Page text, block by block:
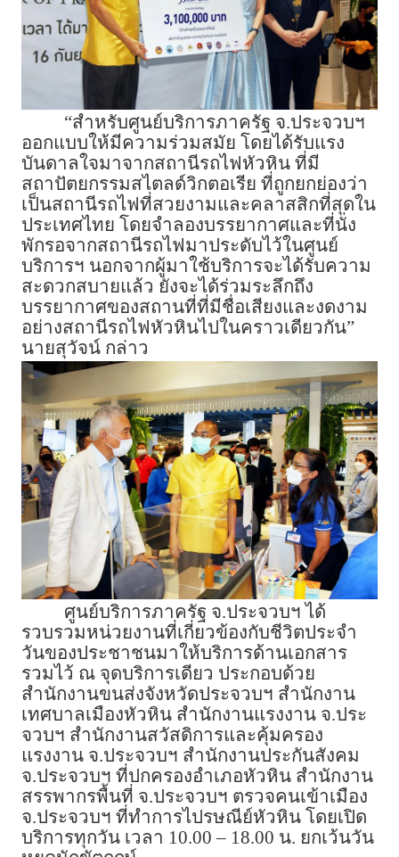
“สำหรับศูนย์บริการภาครัฐ จ.ประจวบฯ
ออกแบบให้มีความร่วมสมัย โดยได้รับแรง
บันดาลใจมาจากสถานีรถไฟหัวหิน ที่มี
สถาปัตยกรรมสไตลด์วิกตอเรีย ที่ถูกยกย่องว่า
เป็นสถานีรถไฟที่สวยงามและคลาสสิกที่สุดใน
ประเทศไทย โดยจำลองบรรยากาศและที่นั่ง
พักรอจากสถานีรถไฟมาประดับไว้ในศูนย์
บริการฯ นอกจากผู้มาใช้บริการจะได้รับความ
สะดวกสบายแล้ว ยังจะได้ร่วมระลึกถึง
บรรยากาศของสถานที่ที่มีชื่อเสียงและงดงาม
อย่างสถานีรถไฟหัวหินไปในคราวเดียวกัน”
นายสุวัจน์ กล่าว
ศูนย์บริการภาครัฐ จ.ประจวบฯ ได้
รวบรวมหน่วยงานที่เกี่ยวข้องกับชีวิตประจำ
วันของประชาชนมาให้บริการด้านเอกสาร
รวมไว้ ณ จุดบริการเดียว ประกอบด้วย
สำนักงานขนส่งจังหวัดประจวบฯ สำนักงาน
เทศบาลเมืองหัวหิน สำนักงานแรงงาน จ.ประ
จวบฯ สำนักงานสวัสดิการและคุ้มครอง
แรงงาน จ.ประจวบฯ สำนักงานประกันสังคม
จ.ประจวบฯ ที่ปกครองอำเภอหัวหิน สำนักงาน
สรรพากรพื้นที่ จ.ประจวบฯ ตรวจคนเข้าเมือง
จ.ประจวบฯ ที่ทำการไปรษณีย์หัวหิน โดยเปิด
บริการทุกวัน เวลา 10.00 – 18.00 น. ยกเว้นวัน